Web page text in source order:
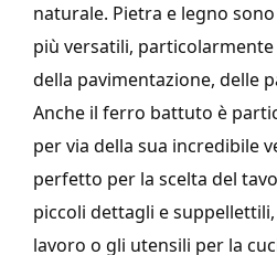
naturale. Pietra e legno
più versatili,
della pavimentazione, delle
Anche il ferro battuto è
per via della sua incredibile
perfetto per la scelta del
piccoli dettagli e
lavoro o gli utensili per la